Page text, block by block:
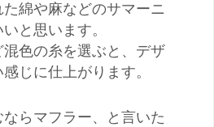
綿や麻などのサマーニ
と思います。
混色の糸を選ぶと、デザ
じに仕上がります。
らマフラー、と言いた